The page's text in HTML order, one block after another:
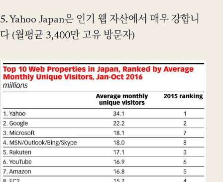
5. Yahoo Japan은 인기 웹 자산에서 매우 강합니
다 (월평균 3,400만 고유 방문자)